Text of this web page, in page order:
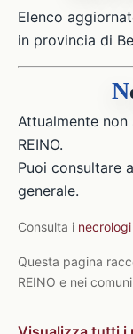
Elenco
in provincia di
N
Attualmente
REINO.
Puoi consultare
generale.
Consulta i
Questa pagina
REINO e nei